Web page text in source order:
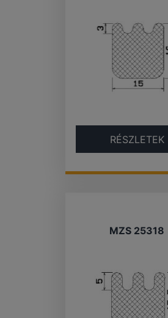
RÉSZLETEK
MZS 25318